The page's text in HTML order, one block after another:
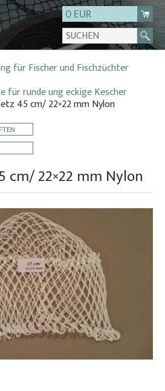
0 EUR
für Fischer und Fischzüchter
für runde ung eckige Kescher
45 cm/ 22×22 mm Nylon
cm/ 22×22 mm Nylon